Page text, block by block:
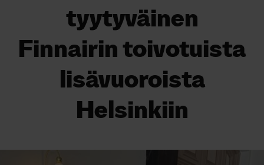
tyytyväinen
Finnairin toivotuista
lisävuoroista
Helsinkiin